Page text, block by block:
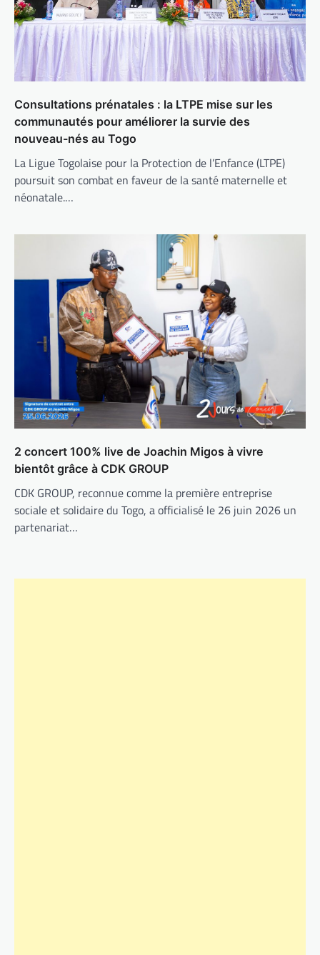
Consultations prénatales : la LTPE mise sur les
communautés pour améliorer la survie des
nouveau-nés au Togo
La Ligue Togolaise pour la Protection de l’Enfance (LTPE)
poursuit son combat en faveur de la santé maternelle et
néonatale.…
2 concert 100% live de Joachin Migos à vivre
bientôt grâce à CDK GROUP
CDK GROUP, reconnue comme la première entreprise
sociale et solidaire du Togo, a officialisé le 26 juin 2026 un
partenariat…